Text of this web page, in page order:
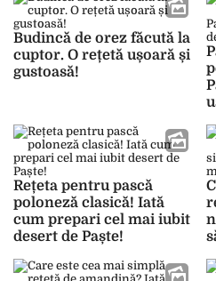
Budincă de orez făcută la
cuptor. O rețetă ușoară și
gustoasă!
Rețeta pentru pască
poloneză clasică! Iată
cum prepari cel mai iubit
desert de Paște!